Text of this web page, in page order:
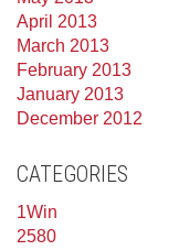
April 2013
March 2013
February 2013
January 2013
December 2012
CATEGORIES
1Win
2580